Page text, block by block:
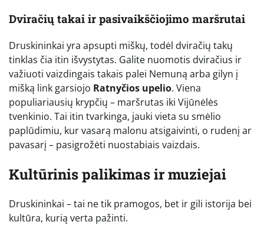
Dviračių takai ir pasivaikščiojimo maršrutai
Druskininkai yra apsupti miškų, todėl dviračių takų
tinklas čia itin išvystytas. Galite nuomotis dviračius ir
važiuoti vaizdingais takais palei Nemuną arba gilyn į
mišką link garsiojo Ratnyčios upelio. Viena
populiariausių krypčių – maršrutas iki Vijūnėlės
tvenkinio. Tai itin tvarkinga, jauki vieta su smėlio
paplūdimiu, kur vasarą malonu atsigaivinti, o rudenį ar
pavasarį – pasigrožėti nuostabiais vaizdais.
Kultūrinis palikimas ir muziejai
Druskininkai – tai ne tik pramogos, bet ir gili istorija bei
kultūra, kurią verta pažinti.